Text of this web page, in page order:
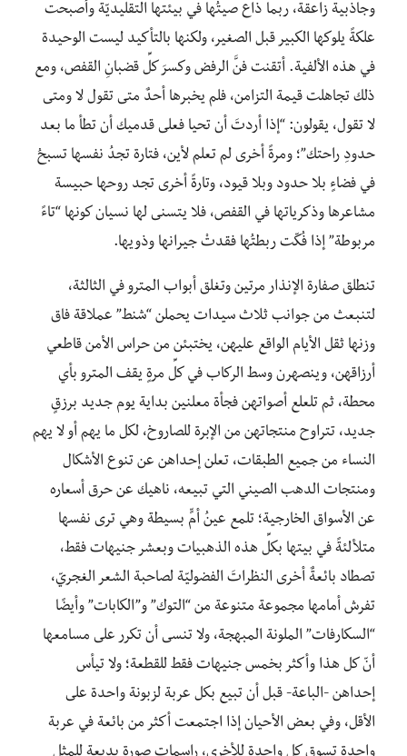
وجاذبية زاعقة، ربما ذاع صيتُها في بيئتها التقليديّة وأصبحت
علكةً يلوكها الكبير قبل الصغير، ولكنها بالتأكيد ليست الوحيدة
في هذه الألفية. أتقنت فنَّ الرفض وكسرَ كلِّ قضبانِ القفص، ومع
ذلك تجاهلت قيمة التزامن، فلم يخبرها أحدٌ متى تقول لا ومتى
لا تقول، يقولون: “إذا أردتَ أن تحيا فعلى قدميك أن تطأ ما بعد
حدودِ راحتك”؛ ومرةً أخرى لم تعلم لأين، فتارة تجدُ نفسها تسبحُ
في فضاءٍ بلا حدود وبلا قيود، وتارةً أخرى تجد روحها حبيسة
مشاعرها وذكرياتها في القفص، فلا يتسنى لها نسيان كونها “تاءً
مربوطة” إذا فُكّت ربطتُها فقدتْ جيرانها وذويها.
تنطلق صفارة الإنذار مرتين وتغلق أبواب المترو في الثالثة،
لتنبعث من جوانب ثلاث سيدات يحملن “شنط” عملاقة فاق
وزنها ثقل الأيام الواقع عليهن، يختبئن من حراس الأمن قاطعي
أرزاقهن، وينصهرن وسط الركاب في كلِّ مرةٍ يقف المترو بأي
محطة، ثم تلعلع أصواتهن فجأة معلنين بداية يوم جديد برزقٍ
جديد، تتراوح منتجاتهن من الإبرة للصاروخ، لكل ما يهم أو لا يهم
النساء من جميع الطبقات، تعلن إحداهن عن تنوع الأشكال
ومنتجات الدهب الصيني التي تبيعه، ناهيك عن حرق أسعاره
عن الأسواق الخارجية؛ تلمع عينُ أمٍّ بسيطة وهي ترى نفسها
متلألئةً في بيتها بكلِّ هذه الذهبيات وبعشر جنيهات فقط،
تصطاد بائعةٌ أخرى النظراتَ الفضوليّة لصاحبة الشعر الغجريّ،
تفرش أمامها مجموعة متنوعة من “التوك” و”الكابات” وأيضًا
“السكارفات” الملونة المبهجة، ولا تنسى أن تكرر على مسامعها
أنّ كل هذا وأكثر بخمس جنيهات فقط للقطعة؛ ولا تيأس
إحداهن -الباعة- قبل أن تبيع بكل عربة لزبونة واحدة على
الأقل، وفي بعض الأحيان إذا اجتمعت أكثر من بائعة في عربة